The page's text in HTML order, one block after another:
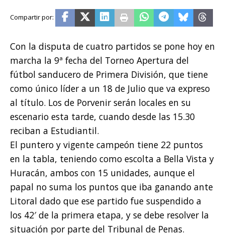
Con la disputa de cuatro partidos se pone hoy en
marcha la 9ª fecha del Torneo Apertura del
fútbol sanducero de Primera División, que tiene
como único líder a un 18 de Julio que va expreso
al título. Los de Porvenir serán locales en su
escenario esta tarde, cuando desde las 15.30
reciban a Estudiantil.
El puntero y vigente campeón tiene 22 puntos
en la tabla, teniendo como escolta a Bella Vista y
Huracán, ambos con 15 unidades, aunque el
papal no suma los puntos que iba ganando ante
Litoral dado que ese partido fue suspendido a
los 42′ de la primera etapa, y se debe resolver la
situación por parte del Tribunal de Penas.